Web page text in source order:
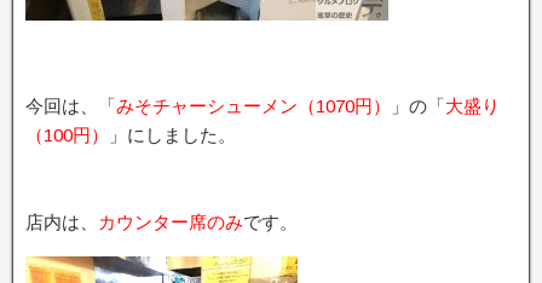
今回は、「みそチャーシューメン（1070円） 」の「大盛り
（100円）
」にしました。
店内は、 カウンター席のみです。